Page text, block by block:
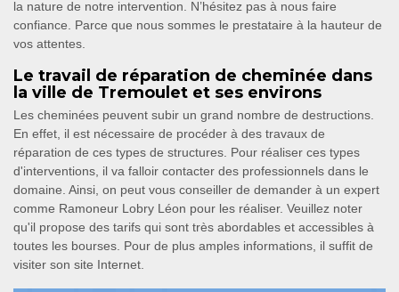
la nature de notre intervention. N’hésitez pas à nous faire
confiance. Parce que nous sommes le prestataire à la hauteur de
vos attentes.
Le travail de réparation de cheminée dans
la ville de Tremoulet et ses environs
Les cheminées peuvent subir un grand nombre de destructions.
En effet, il est nécessaire de procéder à des travaux de
réparation de ces types de structures. Pour réaliser ces types
d'interventions, il va falloir contacter des professionnels dans le
domaine. Ainsi, on peut vous conseiller de demander à un expert
comme Ramoneur Lobry Léon pour les réaliser. Veuillez noter
qu'il propose des tarifs qui sont très abordables et accessibles à
toutes les bourses. Pour de plus amples informations, il suffit de
visiter son site Internet.